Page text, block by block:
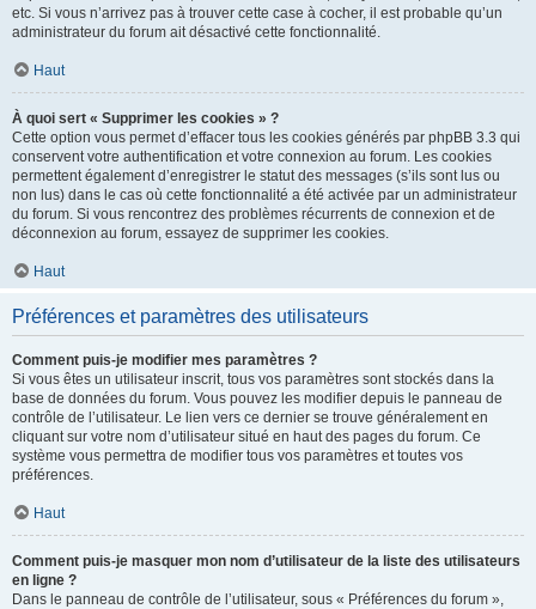
etc. Si vous n’arrivez pas à trouver cette case à cocher, il est probable qu’un
administrateur du forum ait désactivé cette fonctionnalité.
Haut
À quoi sert « Supprimer les cookies » ?
Cette option vous permet d’effacer tous les cookies générés par phpBB 3.3 qui
conservent votre authentification et votre connexion au forum. Les cookies
permettent également d’enregistrer le statut des messages (s’ils sont lus ou
non lus) dans le cas où cette fonctionnalité a été activée par un administrateur
du forum. Si vous rencontrez des problèmes récurrents de connexion et de
déconnexion au forum, essayez de supprimer les cookies.
Haut
Préférences et paramètres des utilisateurs
Comment puis-je modifier mes paramètres ?
Si vous êtes un utilisateur inscrit, tous vos paramètres sont stockés dans la
base de données du forum. Vous pouvez les modifier depuis le panneau de
contrôle de l’utilisateur. Le lien vers ce dernier se trouve généralement en
cliquant sur votre nom d’utilisateur situé en haut des pages du forum. Ce
système vous permettra de modifier tous vos paramètres et toutes vos
préférences.
Haut
Comment puis-je masquer mon nom d’utilisateur de la liste des utilisateurs
en ligne ?
Dans le panneau de contrôle de l’utilisateur, sous « Préférences du forum »,